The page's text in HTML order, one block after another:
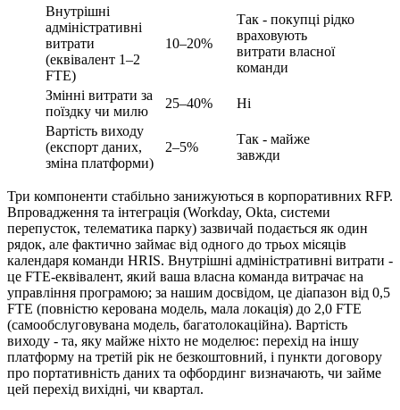
Внутрішні
адміністративні
витрати
(еквівалент 1–2
FTE)
10–20%
Так - покупці рідко
враховують
витрати власної
команди
Змінні витрати за
поїздку чи милю
25–40%
Ні
Вартість виходу
(експорт даних,
зміна платформи)
2–5%
Так - майже
завжди
Три компоненти стабільно занижуються в корпоративних RFP.
Впровадження та інтеграція (Workday, Okta, системи
перепусток, телематика парку) зазвичай подається як один
рядок, але фактично займає від одного до трьох місяців
календаря команди HRIS. Внутрішні адміністративні витрати -
це FTE-еквівалент, який ваша власна команда витрачає на
управління програмою; за нашим досвідом, це діапазон від 0,5
FTE (повністю керована модель, мала локація) до 2,0 FTE
(самообслуговувана модель, багатолокаційна). Вартість
виходу - та, яку майже ніхто не моделює: перехід на іншу
платформу на третій рік не безкоштовний, і пункти договору
про портативність даних та офбординг визначають, чи займе
цей перехід вихідні, чи квартал.